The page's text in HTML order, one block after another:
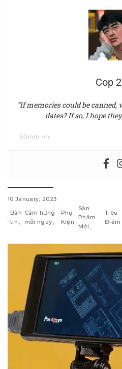
Cop
“If memories could be
dates? If so, I hope
50mm.vn
10 January, 2023
Bản
tin
Cảm hứng
mỗi ngày
Phụ
Kiện
Sản
Phẩm
Mới
Tiêu
Điểm